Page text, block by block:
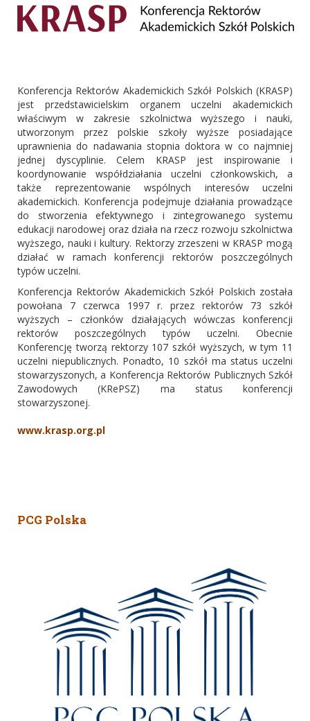
Konferencja Rektorów Akademickich Szkół Polskich (KRASP)
jest przedstawicielskim organem uczelni akademickich
właściwym w zakresie szkolnictwa wyższego i nauki,
utworzonym przez polskie szkoły wyższe posiadające
uprawnienia do nadawania stopnia doktora w co najmniej
jednej dyscyplinie. Celem KRASP jest inspirowanie i
koordynowanie współdziałania uczelni członkowskich, a
także reprezentowanie wspólnych interesów uczelni
akademickich. Konferencja podejmuje działania prowadzące
do stworzenia efektywnego i zintegrowanego systemu
edukacji narodowej oraz działa na rzecz rozwoju szkolnictwa
wyższego, nauki i kultury. Rektorzy zrzeszeni w KRASP mogą
działać w ramach konferencji rektorów poszczególnych
typów uczelni.
Konferencja Rektorów Akademickich Szkół Polskich została
powołana 7 czerwca 1997 r. przez rektorów 73 szkół
wyższych – członków działających wówczas konferencji
rektorów poszczególnych typów uczelni. Obecnie
Konferencję tworzą rektorzy 107 szkół wyższych, w tym 11
uczelni niepublicznych. Ponadto, 10 szkół ma status uczelni
stowarzyszonych, a Konferencja Rektorów Publicznych Szkół
Zawodowych (KRePSZ) ma status konferencji
stowarzyszonej.
www.krasp.org.pl
PCG Polska